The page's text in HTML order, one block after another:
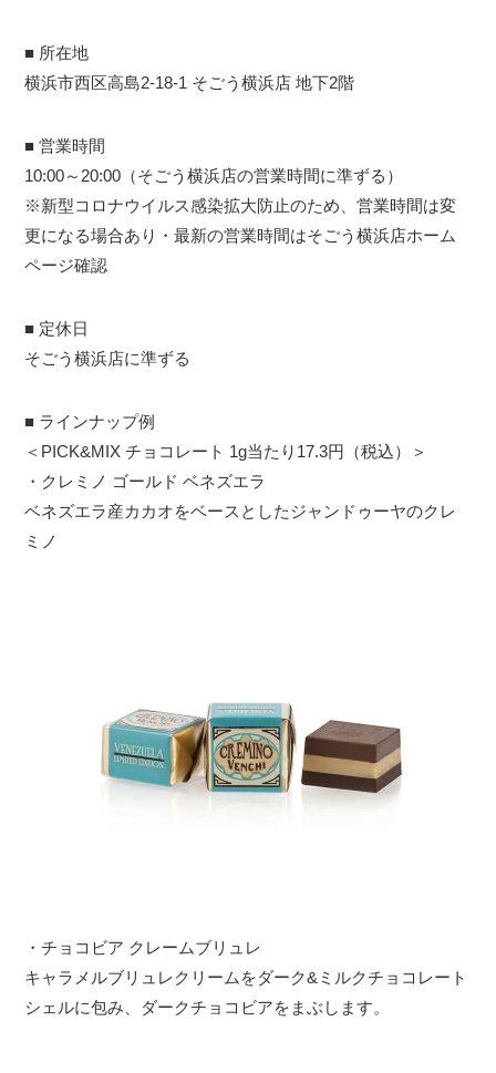
■ 所在地
横浜市西区高島2-18-1 そごう横浜店 地下2階
■ 営業時間
10:00～20:00（そごう横浜店の営業時間に準ずる）
※新型コロナウイルス感染拡大防止のため、営業時間は変
更になる場合あり・最新の営業時間はそごう横浜店ホーム
ページ確認
■ 定休日
そごう横浜店に準ずる
■ ラインナップ例
＜PICK&MIX チョコレート 1g当たり17.3円（税込）＞
・クレミノ ゴールド ベネズエラ
ベネズエラ産カカオをベースとしたジャンドゥーヤのクレ
ミノ
・チョコビア クレームブリュレ
キャラメルブリュレクリームをダーク&ミルクチョコレート
シェルに包み、ダークチョコビアをまぶします。